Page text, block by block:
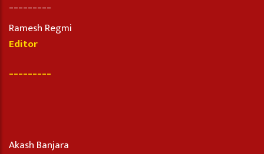
Ramesh Regmi
Editor
_________
Akash Banjara